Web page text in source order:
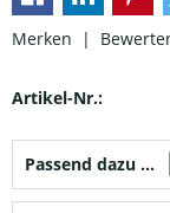
Merken |
Artikel-Nr.:
Passend dazu ...